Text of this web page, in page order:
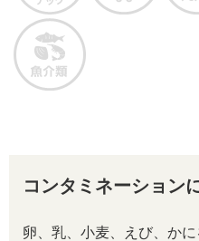
コンタミネーション
卵、乳、小麦、えび、か